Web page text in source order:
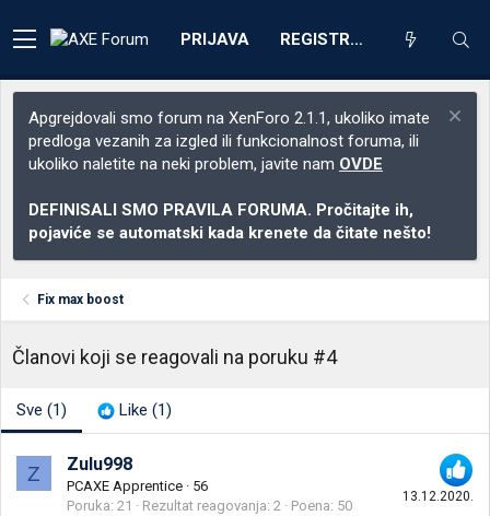
PRIJAVA REGISTRACIJA
Apgrejdovali smo forum na XenForo 2.1.1, ukoliko imate
predloga vezanih za izgled ili funkcionalnost foruma, ili
ukoliko naletite na neki problem, javite nam OVDE
DEFINISALI SMO PRAVILA FORUMA. Pročitajte ih,
pojaviće se automatski kada krenete da čitate nešto!
Fix max boost
Članovi koji se reagovali na poruku #4
Sve (1) Like (1)
Z
13.12.2020.
Zulu998
PCAXE Apprentice · 56
Poruka 21 Rezultat reagovanja 2 Poena 50